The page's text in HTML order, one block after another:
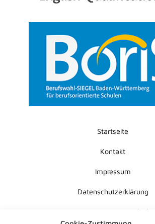
Startseite
Kontakt
Impressum
Datenschutzerklärung
Erklärung zur Barrierefreiheit